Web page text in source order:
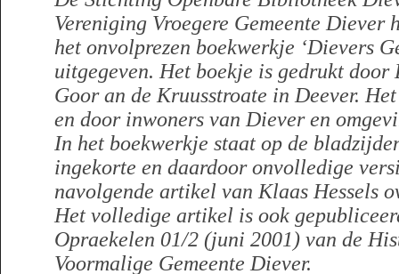
Vereniging Vroegere Gemeente Diever
het onvolprezen boekwerkje ‘Dievers
uitgegeven. Het boekje is gedrukt
Goor an de Kruusstroate in Deever.
en door inwoners van Diever en
In het boekwerkje staat op de
ingekorte en daardoor onvolledige
navolgende artikel van Klaas Hessels
Het volledige artikel is ook
Opraekelen 01/2 (juni 2001) van de
Voormalige Gemeente Diever.